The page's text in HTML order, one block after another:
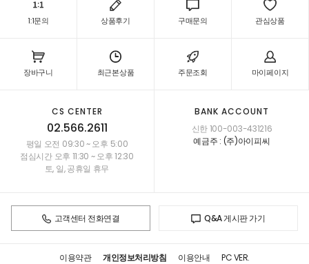
1:1문의 상품후기 구매문의 관심상품
장바구니 최근본상품 주문조회 마이페이지
CS CENTER
02.566.2611
평일 오전 09:30 ~ 오후 5:00
점심시간 오후 11:30 ~ 오후 12:30
토, 일, 공휴일 휴무
BANK ACCOUNT
신한 100-003-431216
예금주 : (주)아이피씨
고객센터 전화연결 Q&A 게시판 가기
이용약관 개인정보처리방침 이용안내 PC VER.